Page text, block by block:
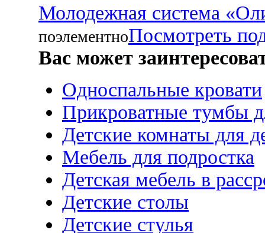
Молодежная система
поэлементноПосмотреть
Вас может
Односпальные кровати
Прикроватные тумбы
Детские комнаты для
Мебель для подростка
Детская мебель в
Детские столы
Детские стулья